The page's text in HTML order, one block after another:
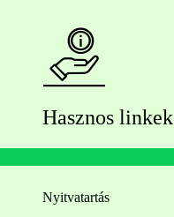
Hasznos linkek
Nyitvatartás